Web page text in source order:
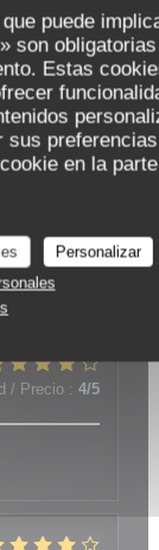
puede
son
Estas
en la
Personalizar
/ Precio: 4/5
/ Precio : 4/5